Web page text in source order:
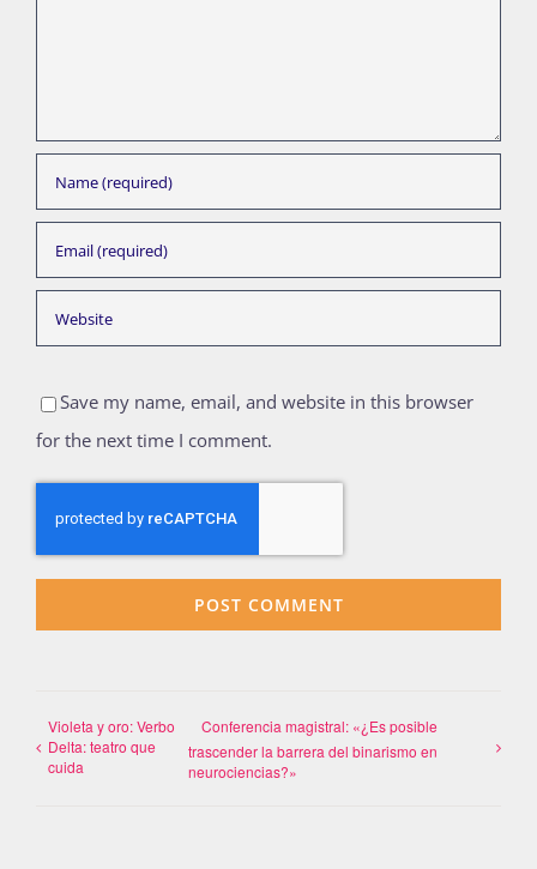
Save my name, email, and website in this browser
for the next time I comment.
Violeta y oro: Verbo
Delta: teatro que
cuida
Conferencia magistral: «¿Es posible
trascender la barrera del binarismo en
neurociencias?»